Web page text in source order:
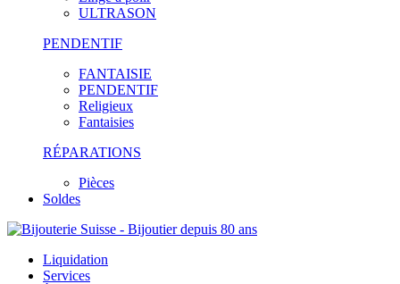
ULTRASON
PENDENTIF
FANTAISIE
PENDENTIF
Religieux
Fantaisies
RÉPARATIONS
Pièces
Soldes
Liquidation
Services